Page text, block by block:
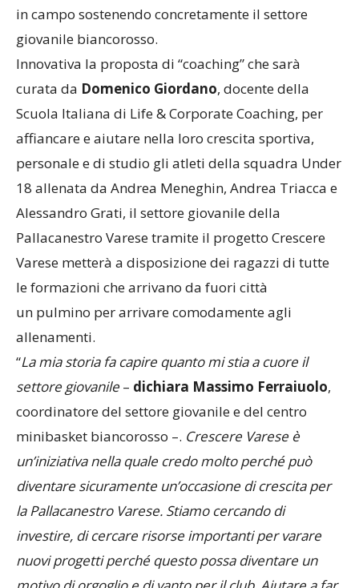
in campo sostenendo concretamente il settore
giovanile biancorosso.
Innovativa la proposta di “coaching” che sarà
curata da Domenico Giordano, docente della
Scuola Italiana di Life & Corporate Coaching, per
affiancare e aiutare nella loro crescita sportiva,
personale e di studio gli atleti della squadra Under
18 allenata da Andrea Meneghin, Andrea Triacca e
Alessandro Grati, il settore giovanile della
Pallacanestro Varese tramite il progetto Crescere
Varese metterà a disposizione dei ragazzi di tutte
le formazioni che arrivano da fuori città
un pulmino per arrivare comodamente agli
allenamenti.
“La mia storia fa capire quanto mi stia a cuore il
settore giovanile – dichiara Massimo Ferraiuolo,
coordinatore del settore giovanile e del centro
minibasket biancorosso –. Crescere Varese è
un’iniziativa nella quale credo molto perché può
diventare sicuramente un’occasione di crescita per
la Pallacanestro Varese. Stiamo cercando di
investire, di cercare risorse importanti per varare
nuovi progetti perché questo possa diventare un